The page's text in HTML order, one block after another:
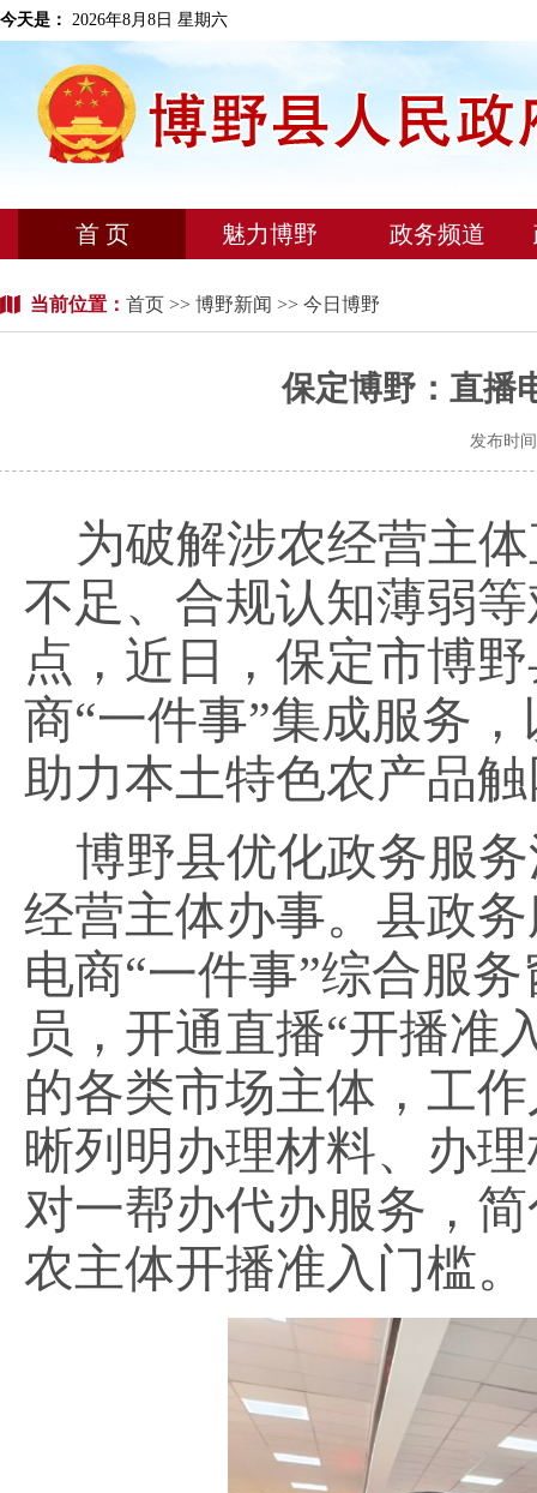
今天是： 2026年8月8日 星期六
首 页 魅力博野 政务频道
当前位置： 首页 >> 博野新闻 >> 今日博野
保定博野：直播
发布时
为破解涉农经营主
不足、合规认知薄弱
点，近日，保定市博
商“一件事”集成服务
助力本土特色农产品
博野县优化政务服
经营主体办事。县政
电商“一件事”综合服
员，开通直播“开播准
的各类市场主体，工
晰列明办理材料、办
对一帮办代办服务，
农主体开播准入门槛。